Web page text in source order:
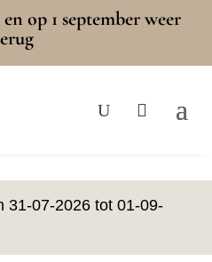
op 1 september weer
31-07-2026 tot 01-09-